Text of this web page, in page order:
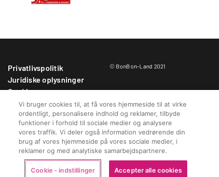
Køb sæsonkort Køb her
Privatlivspolitik
Juridiske oplysninger
Cookies
Parkregler
Købsbetingelser
Whistleblower-kontakt
BonBon-Land Fonden
Cookie - indstillinger
© BonBon-Land 2021
Vi bruger cookies til, at få vores hjemmeside til at virke
ordentligt, personalisere indhold og reklamer, tilbyde
funktioner i forhold til sociale medier og analysere
vores traffik. Vi deler også information vedrørende din
brug af vores hjemmeside på vores sociale medier, i
reklamer og med analytiske samarbejdspartnere.
Cookie - indstillinger Accepter alle cookies